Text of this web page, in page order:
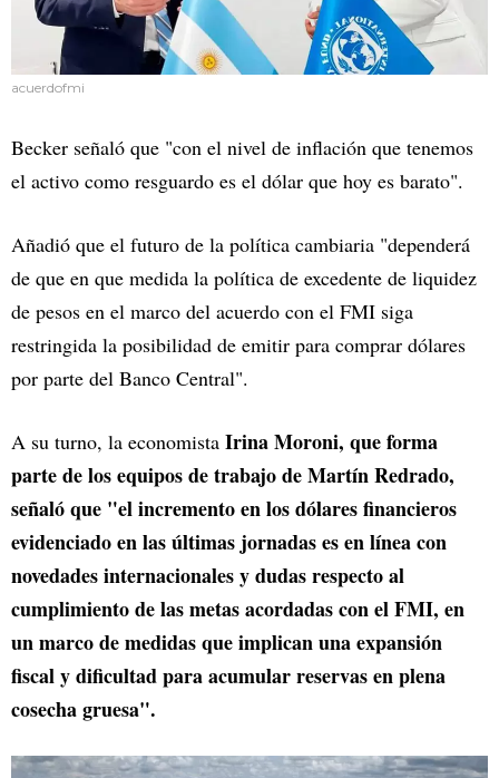
acuerdofmi
Becker señaló que "con el nivel de inflación que tenemos
el activo como resguardo es el dólar que hoy es barato".
Añadió que el futuro de la política cambiaria "dependerá
de que en que medida la política de excedente de liquidez
de pesos en el marco del acuerdo con el FMI siga
restringida la posibilidad de emitir para comprar dólares
por parte del Banco Central".
A su turno, la economista Irina Moroni, que forma
parte de los equipos de trabajo de Martín Redrado,
señaló que "el incremento en los dólares financieros
evidenciado en las últimas jornadas es en línea con
novedades internacionales y dudas respecto al
cumplimiento de las metas acordadas con el FMI, en
un marco de medidas que implican una expansión
fiscal y dificultad para acumular reservas en plena
cosecha gruesa".